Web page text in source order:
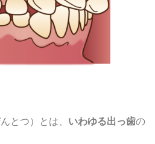
とつ）とは、 いわゆる出っ歯の